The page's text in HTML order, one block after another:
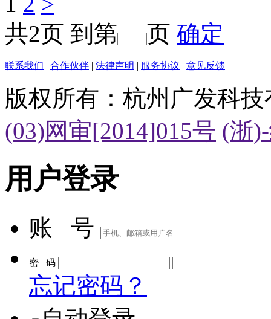
暂未开通预约挂号
1 2 >
共2页 到第 页 确定
联系我们 合作伙伴 法律声明 | 服务协议 | 意见反馈
版权所有：杭州广发科
(03)网审[2014]015号
用户登录
账 号